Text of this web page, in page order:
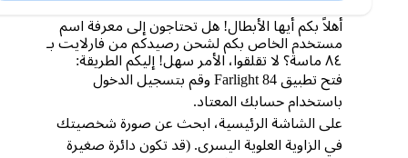
أهلاً بكم أيها الأبطال! هل تحتاجون إلى معرفة اسم
مستخدم الخاص بكم لشحن رصيدكم من فارلايت بـ
فتح تطبيق Farlight 84 وقم بتسجيل الدخول
باستخدام حسابك المعتاد.
على الشاشة الرئيسية، ابحث عن صورة شخصيتك
في الزاوية العلوية اليسرى. (قد تكون دائرة صغيرة